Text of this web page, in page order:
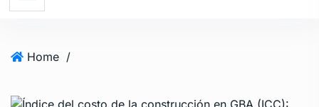
Home /